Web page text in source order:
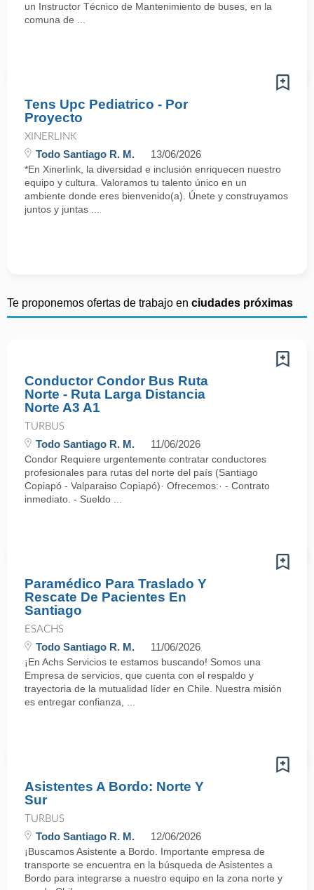
un Instructor Técnico de Mantenimiento de buses, en la
comuna de ...
Tens Upc Pediatrico - Por
Proyecto
XINERLINK
Todo Santiago R. M. 13/06/2026
*En Xinerlink, la diversidad e inclusión enriquecen nuestro
equipo y cultura. Valoramos tu talento único en un
ambiente donde eres bienvenido(a). Únete y construyamos
juntos y juntas ...
Te proponemos ofertas de trabajo en ciudades próximas
Conductor Condor Bus Ruta
Norte - Ruta Larga Distancia
Norte A3 A1
TURBUS
Todo Santiago R. M. 11/06/2026
Condor Requiere urgentemente contratar conductores
profesionales para rutas del norte del país (Santiago
Copiapó - Valparaiso Copiapó)· Ofrecemos:· - Contrato
inmediato. - Sueldo ...
Paramédico Para Traslado Y
Rescate De Pacientes En
Santiago
ESACHS
Todo Santiago R. M. 11/06/2026
¡En Achs Servicios te estamos buscando! Somos una
Empresa de servicios, que cuenta con el respaldo y
trayectoria de la mutualidad líder en Chile. Nuestra misión
es entregar confianza, ...
Asistentes A Bordo: Norte Y
Sur
TURBUS
Todo Santiago R. M. 12/06/2026
¡Buscamos Asistente a Bordo. Importante empresa de
transporte se encuentra en la búsqueda de Asistentes a
Bordo para integrarse a nuestro equipo en la zona norte y